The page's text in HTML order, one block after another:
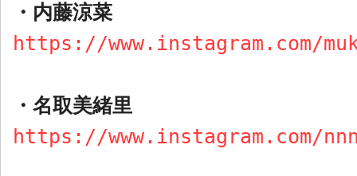
・ 内藤涼菜
https://www.instagram.com/
・ 名取美緒里
https://www.instagram.com/